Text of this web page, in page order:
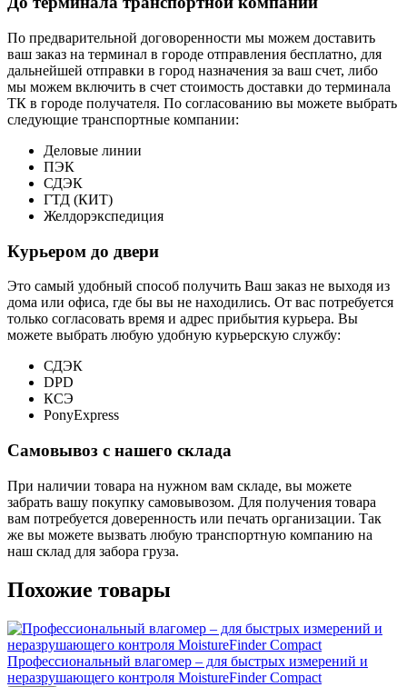
По предварительной договоренности мы можем доставить
ваш заказ на терминал в городе отправления бесплатно, для
дальнейшей отправки в город назначения за ваш счет, либо
мы можем включить в счет стоимость доставки до терминала
ТК в городе получателя. По согласованию вы можете выбрать
следующие транспортные компании:
Деловые линии
ПЭК
СДЭК
ГТД (КИТ)
Желдорэкспедиция
Курьером до двери
Это самый удобный способ получить Ваш заказ не выходя из
дома или офиса, где бы вы не находились. От вас потребуется
только согласовать время и адрес прибытия курьера. Вы
можете выбрать любую удобную курьерскую службу:
СДЭК
DPD
КСЭ
PonyExpress
Самовывоз с нашего склада
При наличии товара на нужном вам складе, вы можете
забрать вашу покупку самовывозом. Для получения товара
вам потребуется доверенность или печать организации. Так
же вы можете вызвать любую транспортную компанию на
наш склад для забора груза.
Похожие товары
Профессиональный влагомер – для быстрых измерений и
неразрушающего контроля MoistureFinder Compact